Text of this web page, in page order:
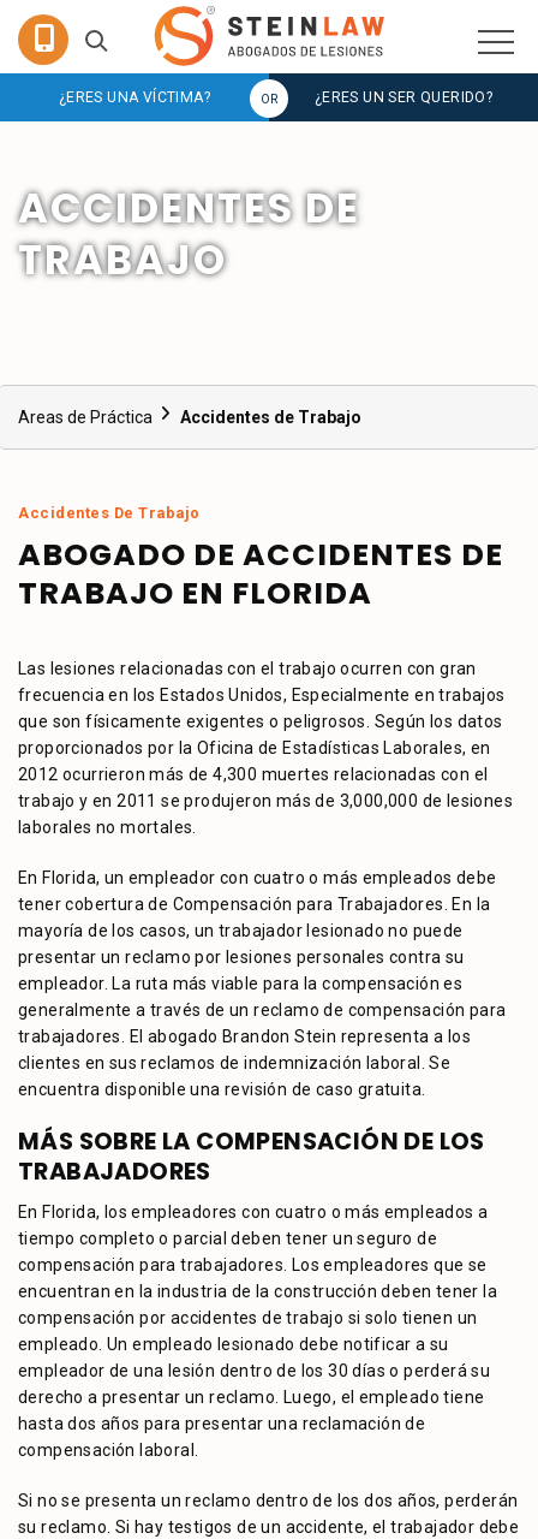
¿ERES UNA VÍCTIMA? ¿ERES UN SER QUERIDO?
ACCIDENTES DE
TRABAJO
Areas de Práctica Accidentes de Trabajo
Accidentes De Trabajo
ABOGADO DE ACCIDENTES DE
TRABAJO EN FLORIDA
Las lesiones relacionadas con el trabajo ocurren con gran
frecuencia en los Estados Unidos, Especialmente en trabajos
que son físicamente exigentes o peligrosos. Según los datos
proporcionados por la Oficina de Estadísticas Laborales, en
2012 ocurrieron más de 4,300 muertes relacionadas con el
trabajo y en 2011 se produjeron más de 3,000,000 de lesiones
laborales no mortales.
En Florida, un empleador con cuatro o más empleados debe
tener cobertura de Compensación para Trabajadores. En la
mayoría de los casos, un trabajador lesionado no puede
presentar un reclamo por lesiones personales contra su
empleador. La ruta más viable para la compensación es
generalmente a través de un reclamo de compensación para
trabajadores. El abogado Brandon Stein representa a los
clientes en sus reclamos de indemnización laboral. Se
encuentra disponible una revisión de caso gratuita.
MÁS SOBRE LA COMPENSACIÓN DE LOS
TRABAJADORES
En Florida, los empleadores con cuatro o más empleados a
tiempo completo o parcial deben tener un seguro de
compensación para trabajadores. Los empleadores que se
encuentran en la industria de la construcción deben tener la
compensación por accidentes de trabajo si solo tienen un
empleado. Un empleado lesionado debe notificar a su
empleador de una lesión dentro de los 30 días o perderá su
derecho a presentar un reclamo. Luego, el empleado tiene
hasta dos años para presentar una reclamación de
compensación laboral.
Si no se presenta un reclamo dentro de los dos años, perderán
su reclamo. Si hay testigos de un accidente, el trabajador debe